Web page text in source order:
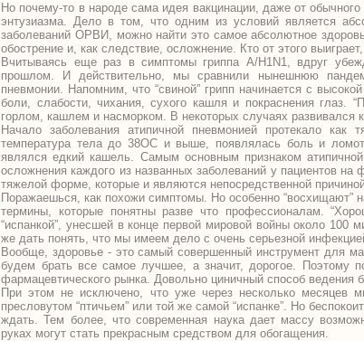
Но почему-то в народе сама идея вакцинации, даже от
энтузиазма. Дело в том, что одним из условий является
заболеваний ОРВИ, можно найти это самое абсолютное
обострение и, как следствие, осложнение. Кто от этого
Вчитываясь еще раз в симптомы гриппа А/H1N1, вдруг
прошлом. И действительно, мы сравнили нынешнюю
пневмонии. Напомним, что “свиной” грипп начинается с
боли, слабости, чихания, сухого кашля и покраснения глаз.
горлом, кашлем и насморком. В некоторых случаях развивался
Начало заболевания атипичной пневмонией протекало
температура тела до 38ОС и выше, появлялась боль и
являлся едкий кашель. Самым основным признаком
осложнения каждого из названных заболеваний у пациентов на
тяжелой форме, которые и являются непосредственной
Поражаешься, как похожи симптомы. Но особенно “восхищают”
термины, которые понятны разве что профессионалам.
“испанкой”, унесшей в конце первой мировой войны около 100
же дать понять, что мы имеем дело с очень серьезной
Вообще, здоровье - это самый совершенный инструмент для
будем брать все самое лучшее, а значит, дорогое. Поэтому
фармацевтического рынка. Довольно циничный способ ведения
При этом не исключено, что уже через несколько месяцев
пресловутом “птичьем” или той же самой “испанке”. Но
ждать. Тем более, что современная наука дает массу
руках могут стать прекрасным средством для обогащения.